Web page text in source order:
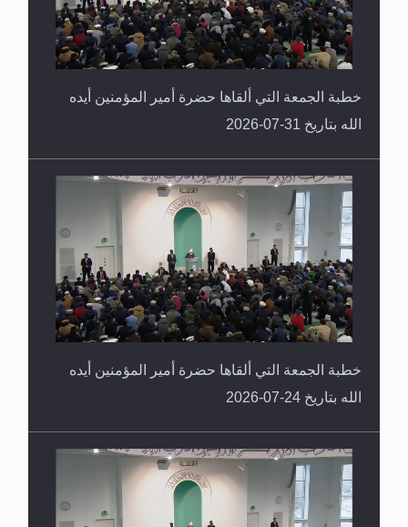
خطبة الجمعة التي ألقاها حضرة أمير المؤمنين أيده
الله بتاريخ 31-07-2026
خطبة الجمعة التي ألقاها حضرة أمير المؤمنين أيده
الله بتاريخ 24-07-2026